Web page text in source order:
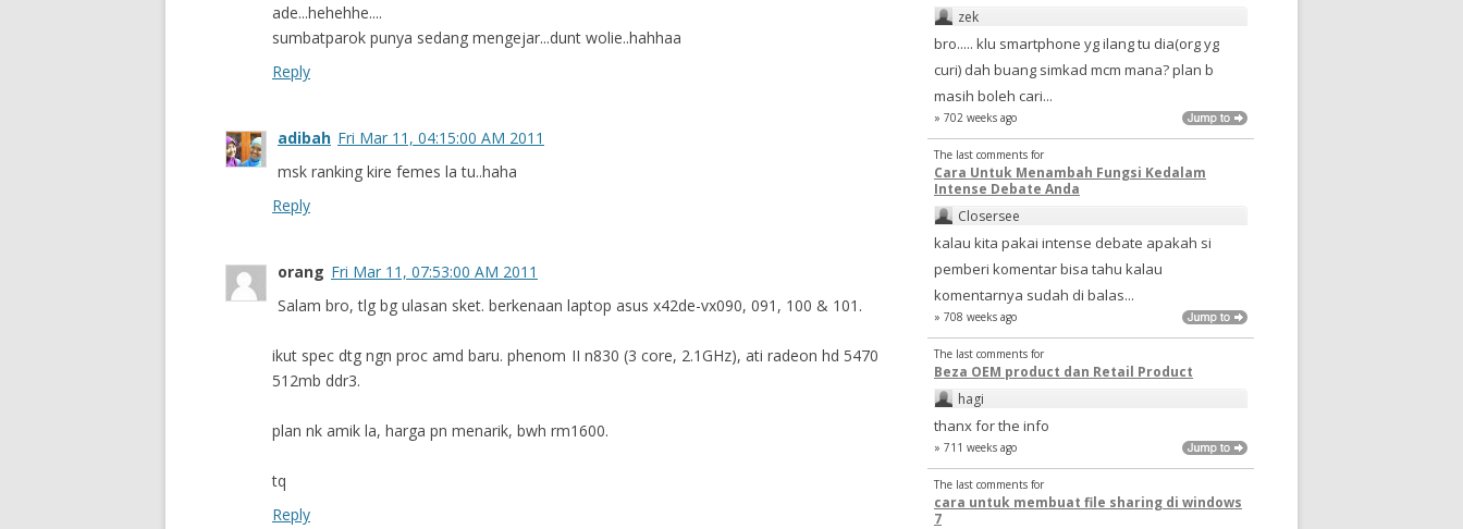
ade...hehehhe....
sumbatparok punya sedang mengejar...dunt wolie..hahhaa
Reply
adibah Fri Mar 11, 04:15:00 AM 2011
msk ranking kire femes la tu..haha
Reply
orang Fri Mar 11, 07:53:00 AM 2011
Salam bro, tlg bg ulasan sket. berkenaan laptop asus x42de-vx090, 091, 100 & 101.
ikut spec dtg ngn proc amd baru. phenom II n830 (3 core, 2.1GHz), ati radeon hd 5470
512mb ddr3.
plan nk amik la, harga pn menarik, bwh rm1600.
tq
Reply
zek
bro..... klu smartphone yg ilang tu dia(org yg
curi) dah buang simkad mcm mana? plan b
masih boleh cari...
» 702 weeks ago
The last comments for
Cara Untuk Menambah Fungsi Kedalam
Intense Debate Anda
Closersee
kalau kita pakai intense debate apakah si
pemberi komentar bisa tahu kalau
komentarnya sudah di balas...
» 708 weeks ago
The last comments for
Beza OEM product dan Retail Product
hagi
thanx for the info
» 711 weeks ago
The last comments for
cara untuk membuat file sharing di windows
7